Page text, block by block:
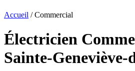
Accueil / Commercial
Électricien
Sainte-Geneviève-